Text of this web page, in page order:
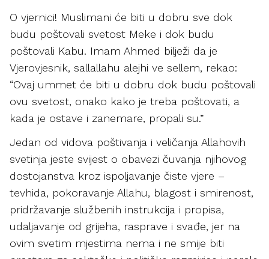
O vjernici! Muslimani će biti u dobru sve dok
budu poštovali svetost Meke i dok budu
poštovali Kabu. Imam Ahmed bilježi da je
Vjerovjesnik, sallallahu alejhi ve sellem, rekao:
“Ovaj ummet će biti u dobru dok budu poštovali
ovu svetost, onako kako je treba poštovati, a
kada je ostave i zanemare, propali su.”
Jedan od vidova poštivanja i veličanja Allahovih
svetinja jeste svijest o obavezi čuvanja njihovog
dostojanstva kroz ispoljavanje čiste vjere –
tevhida, pokoravanje Allahu, blagost i smirenost,
pridržavanje službenih instrukcija i propisa,
udaljavanje od grijeha, rasprave i svađe, jer na
ovim svetim mjestima nema i ne smije biti